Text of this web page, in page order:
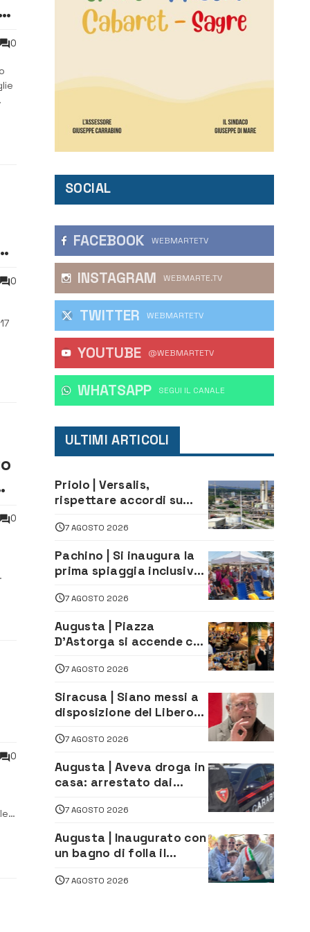
0
0
0
0
SOCIAL
FACEBOOK WEBMARTETV
INSTAGRAM WEBMARTE.TV
TWITTER WEBMARTETV
YOUTUBE @WEBMARTETV
WHATSAPP ‎SEGUI IL CANALE
ULTIMI ARTICOLI
Priolo | Versalis,
rispettare accordi su
lavoro. Il sindaco scrive
alla società
7 AGOSTO 2026
Pachino | Si inaugura la
prima spiaggia inclusiva
assistenza e prevenzione
aperte a tutti
7 AGOSTO 2026
Augusta | Piazza
D’Astorga si accende con
Burraco “Sotto le Stelle”
7 AGOSTO 2026
Siracusa | Siano messi a
disposizione del Libero
relativi alla
privatizzazione della Sac
7 AGOSTO 2026
Augusta | Aveva droga in
casa: arrestato dai
7 AGOSTO 2026
Augusta | Inaugurato con
un bagno di folla il
Moro
7 AGOSTO 2026